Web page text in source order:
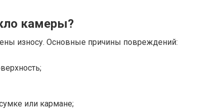
камеры?
износу. Основные причины повреждений:
или кармане;